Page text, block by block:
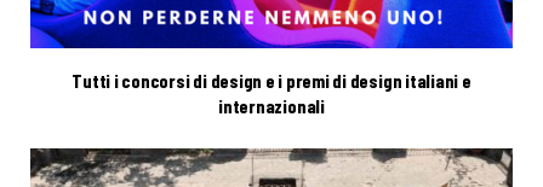
Tutti i concorsi di design e i premi di design italiani e
internazionali